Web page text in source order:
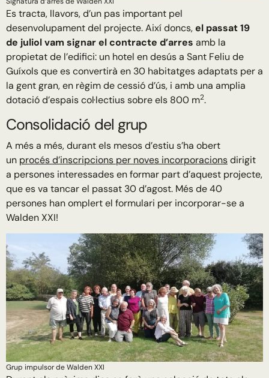
Es tracta, llavors, d’un pas important pel
desenvolupament del projecte. Així doncs,el passat 19
de juliol vam signar el contracte d’arres amb la
propietat de l’edifici: un hotel en desús a Sant Feliu de
Guíxols que es convertirà en 30 habitatges adaptats per a
la gent gran, en règim de cessió d’ús, i amb una amplia
dotació d’espais col·lectius sobre els 800 m2.
Consolidació del grup
A més a més, durant els mesos d’estiu s’ha obert
un procés d’inscripcions per noves incorporacionsdirigit
a persones interessades en formar part d’aquest projecte,
que es va tancar el passat 30 d’agost. Més de 40
persones han omplert el formulari per incorporar-se a
Walden XXI!
Grup impulsor de Walden XXI